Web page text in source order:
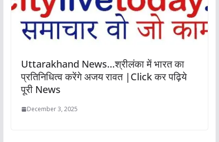
Uttarakhand News…श्रीलंका में भारत का
प्रतिनिधित्व करेंगे अजय रावत |Click कर पढ़िये
पूरी News
December 3, 2025